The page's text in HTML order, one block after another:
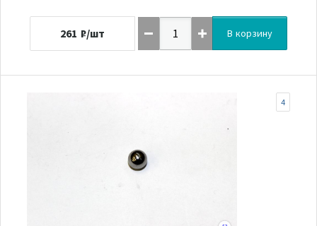
261 ₽/шт В корзину
4